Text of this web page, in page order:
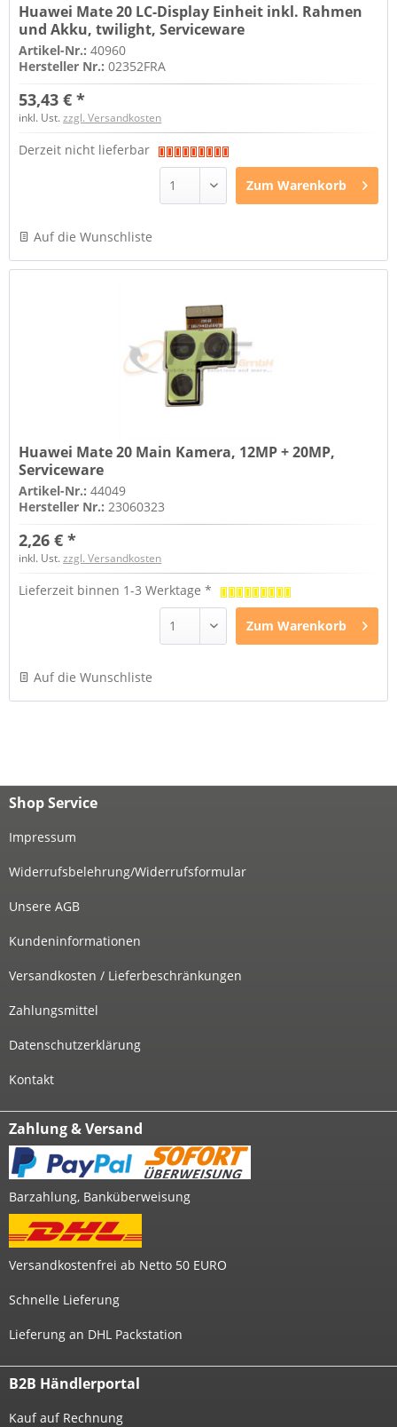
Huawei Mate 20 LC-Display Einheit inkl. Rahmen
und Akku, twilight, Serviceware
Artikel-Nr.:40960
Hersteller Nr.:02352FRA
53,43 € *
inkl. Ust.zzgl. Versandkosten
Derzeit nicht lieferbar
Zum Warenkorb
Auf die Wunschliste
Huawei Mate 20 Main Kamera, 12MP + 20MP,
Serviceware
Artikel-Nr.:44049
Hersteller Nr.: 23060323
2,26 € *
inkl. Ust.zzgl. Versandkosten
Lieferzeit binnen 1-3 Werktage *
Zum Warenkorb
Auf die Wunschliste
Shop Service
Impressum
Widerrufsbelehrung/Widerrufsformular
Unsere AGB
Kundeninformationen
Versandkosten / Lieferbeschränkungen
Zahlungsmittel
Datenschutzerklärung
Kontakt
Zahlung & Versand
Barzahlung, Banküberweisung
Versandkostenfrei ab Netto 50 EURO
Schnelle Lieferung
Lieferung an DHL Packstation
B2B Händlerportal
Kauf auf Rechnung